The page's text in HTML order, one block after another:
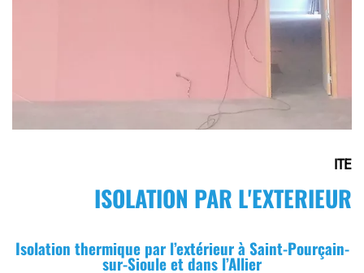
ITE
ISOLATION PAR L'EXTERIEUR
Isolation thermique par l’extérieur à Saint-Pourçain-
sur-Sioule et dans l’Allier